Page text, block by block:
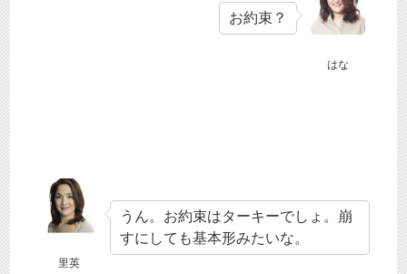
はな
お約束？
里英
うん。お約束はターキーでしょ。崩
すにしても基本形みたいな。